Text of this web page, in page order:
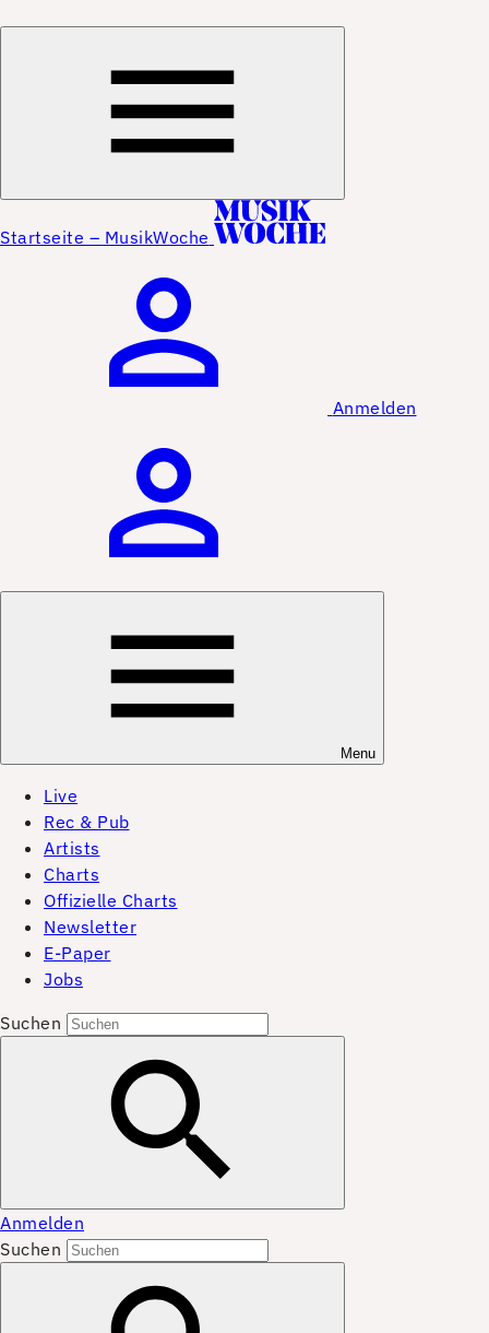
Startseite – MusikWoche
Anmelden
Menu
Live
Rec & Pub
Artists
Charts
Offizielle Charts
Newsletter
E-Paper
Jobs
Suchen
Anmelden
Suchen